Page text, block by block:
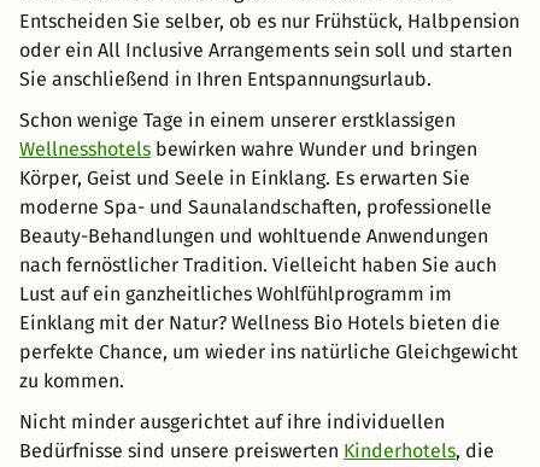
Entscheiden Sie selber, ob es nur Frühstück, Halbpension
oder ein All Inclusive Arrangements sein soll und starten
Sie anschließend in Ihren Entspannungsurlaub.
Schon wenige Tage in einem unserer erstklassigen
Wellnesshotels bewirken wahre Wunder und bringen
Körper, Geist und Seele in Einklang. Es erwarten Sie
moderne Spa- und Saunalandschaften, professionelle
Beauty-Behandlungen und wohltuende Anwendungen
nach fernöstlicher Tradition. Vielleicht haben Sie auch
Lust auf ein ganzheitliches Wohlfühlprogramm im
Einklang mit der Natur? Wellness Bio Hotels bieten die
perfekte Chance, um wieder ins natürliche Gleichgewicht
zu kommen.
Nicht minder ausgerichtet auf ihre individuellen
Bedürfnisse sind unsere preiswerten Kinderhotels, die